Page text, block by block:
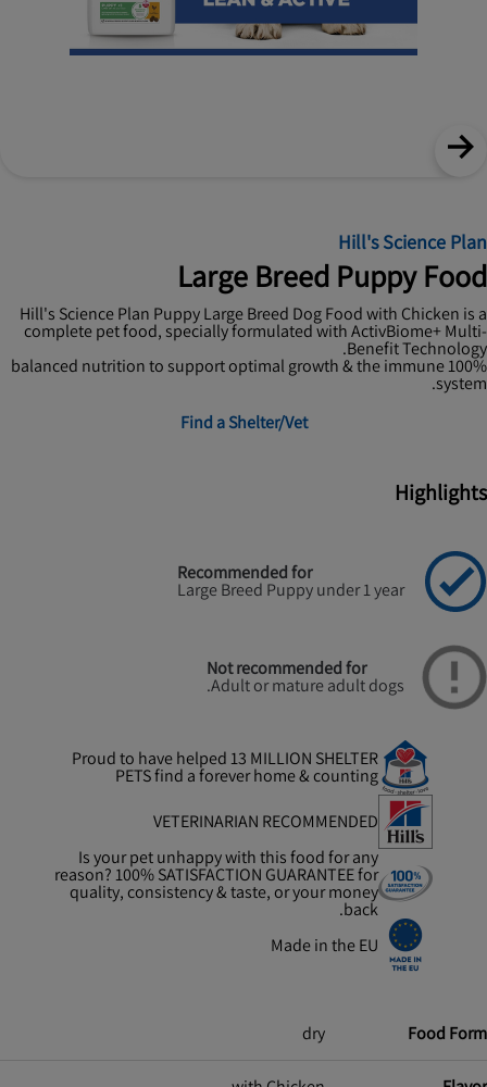
Hill's Science Plan
Large Breed Puppy Food
Hill's Science Plan Puppy Large Breed Dog Food with Chicken is a
complete pet food, specially formulated with ActivBiome+ Multi-
Benefit Technology.
100% balanced nutrition to support optimal growth & the immune
system.
Find a Shelter/Vet
Highlights
Recommended for
Large Breed Puppy under 1 year
Not recommended for
Adult or mature adult dogs.
Proud to have helped 13 MILLION SHELTER
PETS find a forever home & counting
VETERINARIAN RECOMMENDED
Is your pet unhappy with this food for any
reason? 100% SATISFACTION GUARANTEE for
quality, consistency & taste, or your money
back.
Made in the EU
Food Form
dry